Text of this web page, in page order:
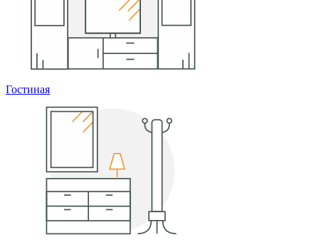
Гостиная